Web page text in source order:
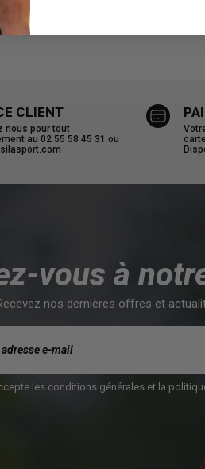
CLIENT
nous pour tout
au 02 55 58 45 31 ou
vous à
nos dernières offres et
les conditions générales et la